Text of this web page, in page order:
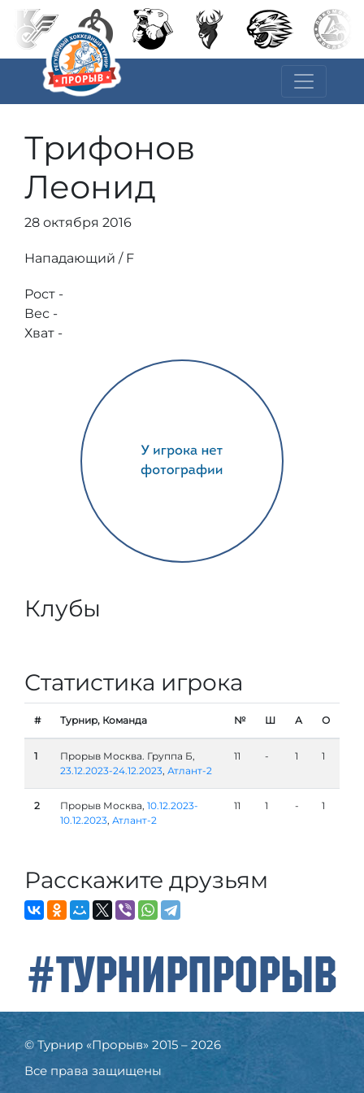
Трифонов
Леонид
28 октября 2016
Нападающий / F
Рост -
Вес -
Хват -
Клубы
Статистика игрока
# Турнир, Команда № Ш А О
1
Прорыв Москва. Группа Б,
23.12.2023-24.12.2023, Атлант-2
11 - 1 1
2 Прорыв Москва, 10.12.2023-
10.12.2023, Атлант-2
11 1 - 1
Расскажите друзьям
#ТурнирПрорыв
© Турнир «Прорыв» 2015 – 2026
Все права защищены